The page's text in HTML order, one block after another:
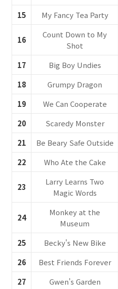
15
My Fancy Tea Party
16
Count Down to My
Shot
17 Big Boy Undies
18
Grumpy Dragon
19
We Can Cooperate
20
Scaredy Monster
21
Be Beary Safe Outside
22
Who Ate the Cake
23
Larry Learns Two
Magic Words
24
Monkey at the
Museum
25 Becky's New Bike
26
Best Friends Forever
27
Gwen's Garden